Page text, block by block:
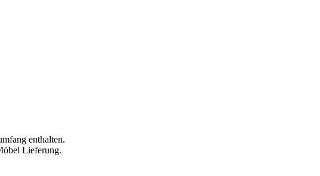
enthalten.
Lieferung.